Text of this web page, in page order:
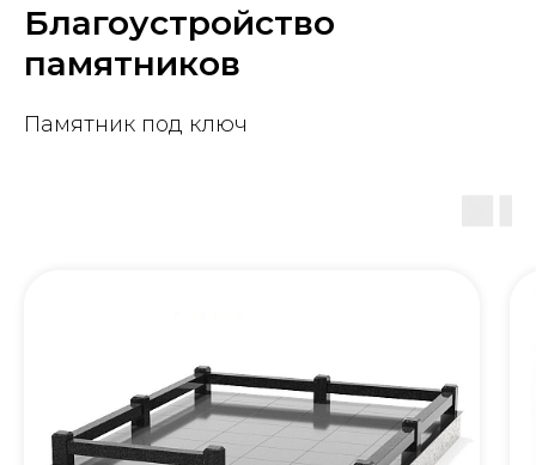
Благоустройство
памятников
Памятник под ключ